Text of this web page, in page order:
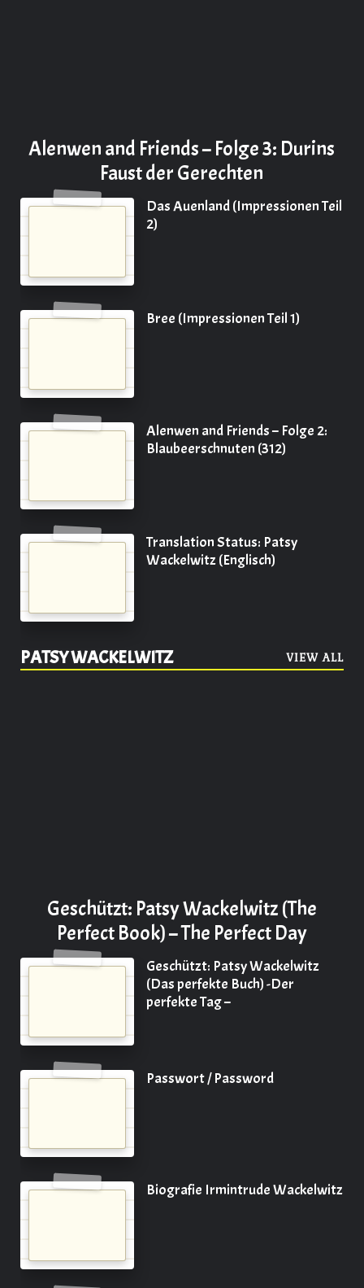
Alenwen and Friends – Folge 3: Durins
Faust der Gerechten
Das Auenland (Impressionen Teil
2)
Bree (Impressionen Teil 1)
Alenwen and Friends – Folge 2:
Blaubeerschnuten (312)
Translation Status: Patsy
Wackelwitz (Englisch)
PATSY WACKELWITZ VIEW ALL
Geschützt: Patsy Wackelwitz (The
Perfect Book) – The Perfect Day
Geschützt: Patsy Wackelwitz
(Das perfekte Buch) -Der
perfekte Tag –
Passwort / Password
Biografie Irmintrude Wackelwitz